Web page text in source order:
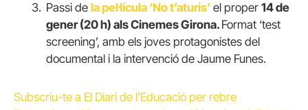
Passi de la pel·lícula ‘No t’aturis’ el proper 14 de
gener (20 h) als Cinemes Girona. Format ‘test
screening’, amb els joves protagonistes del
documental i la intervenció de Jaume Funes.
Subscriu-te a El Diari de l’Educació per rebre